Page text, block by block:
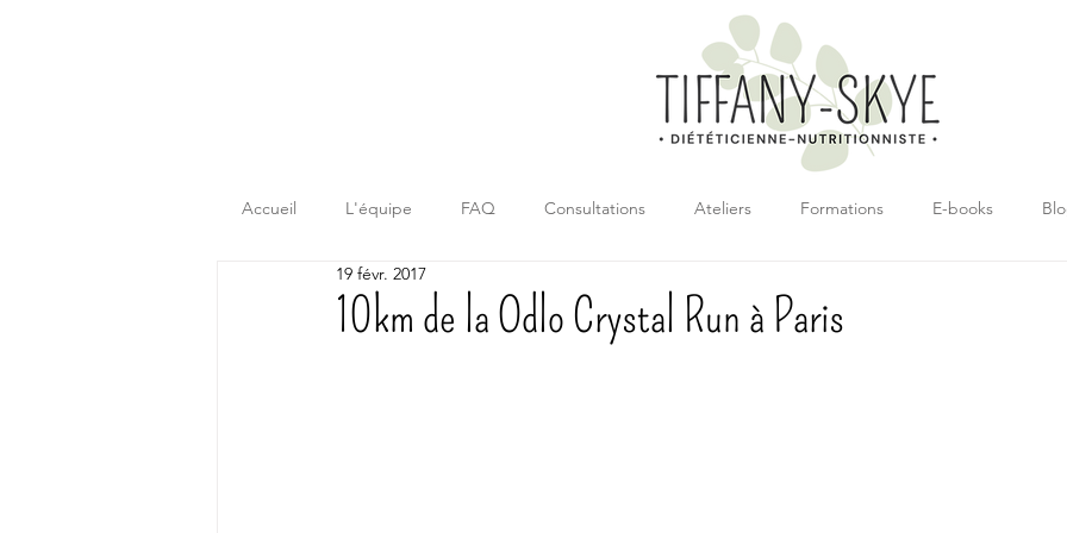
Accueil L'équipe FAQ Consultations Ateliers Formations E-books
10km de la Odlo Crystal Run à Paris
19 févr. 2017